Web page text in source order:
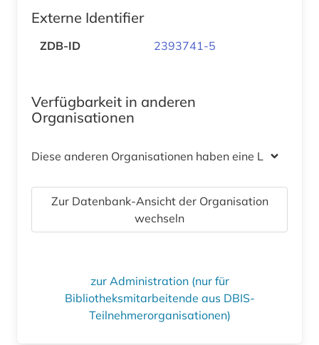
Externe Identifier
ZDB-ID 2393741-5
Verfügbarkeit in anderen
Organisationen
Diese anderen Organisationen haben eine Lizenz
Zur Datenbank-Ansicht der Organisation
wechseln
zur Administration (nur für
Bibliotheksmitarbeitende aus DBIS-
Teilnehmerorganisationen)